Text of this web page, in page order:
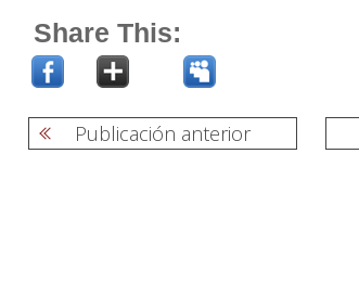
Share This:
Publicación anterior